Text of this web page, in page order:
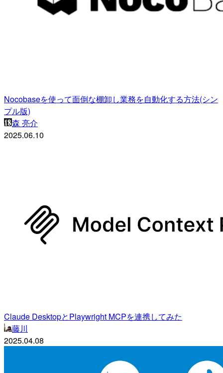
Nocobaseを使って面倒な棚卸し業務を自動化する方法(シン
プル版)
森 亮介
2025.06.10
Claude DesktopとPlaywright MCPを連携してみた
藤川
2025.04.08